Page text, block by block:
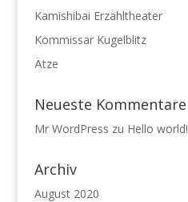
Kamishibai Erzähltheater
Kommissar Kugelblitz
Ätze
Neueste Kommentare
Mr WordPress zu Hello world!
Archiv
August 2020